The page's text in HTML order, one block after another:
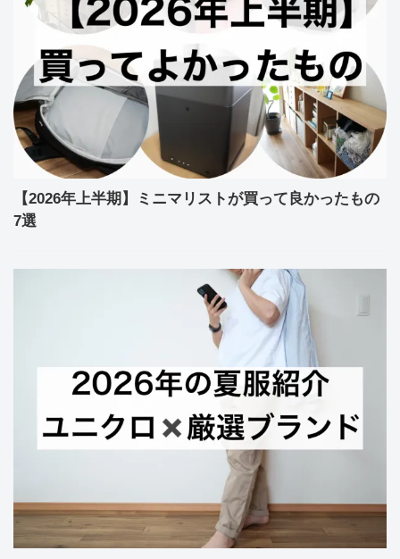
【2026年上半期】ミニマリストが買って良かったもの
7選